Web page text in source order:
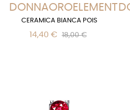
DONNAOROELEMENTS
CERAMICA BIANCA POIS
14,40 € 18,00 €